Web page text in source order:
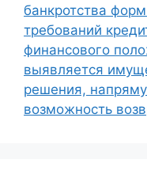
банкротства
требований
финансового
выявляется
решения,
возможность